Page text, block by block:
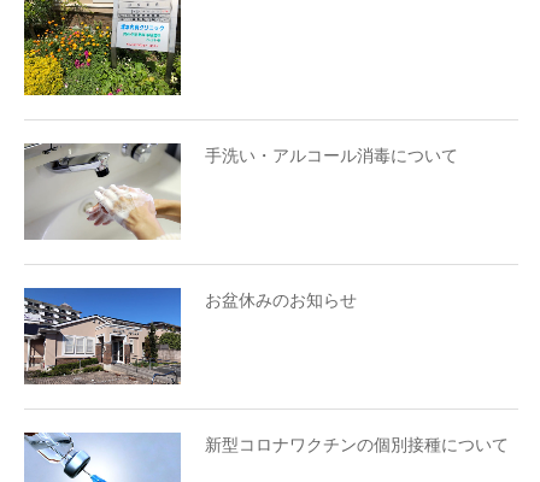
手洗い・アルコール消毒について
お盆休みのお知らせ
新型コロナワクチンの個別接種について